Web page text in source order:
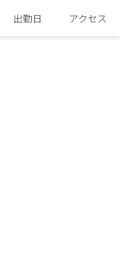
出勤日 アクセス